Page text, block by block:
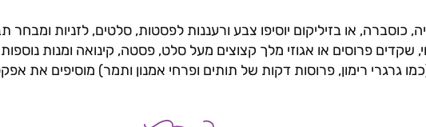
כוסברה, או בזיליקום יוסיפו צבע ורעננות לפסטות, סלטים, לזניות ומבחר
שקדים פרוסים או אגוזי מלך קצוצים מעל סלט, פסטה, קינואה ומנות
גרגרי רימון, פרוסות דקות של תותים ופרחי אמנון ותמר) מוסיפים את